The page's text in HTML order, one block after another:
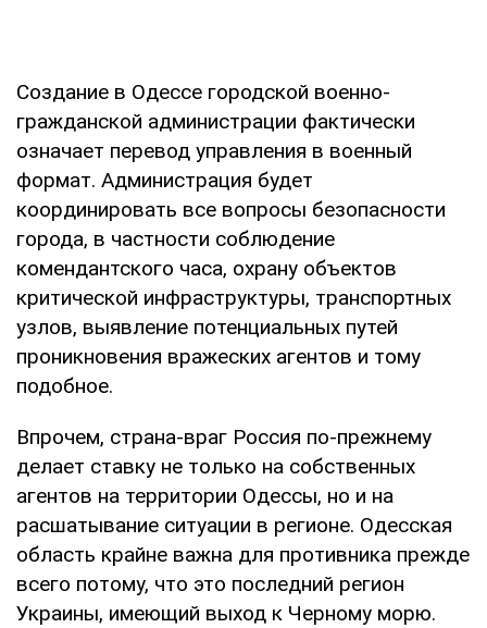
Создание в Одессе городской военно-
гражданской администрации фактически
означает перевод управления в военный
формат. Администрация будет
координировать все вопросы безопасности
города, в частности соблюдение
комендантского часа, охрану объектов
критической инфраструктуры, транспортных
узлов, выявление потенциальных путей
проникновения вражеских агентов и тому
подобное.
Впрочем, страна-враг Россия по-прежнему
делает ставку не только на собственных
агентов на территории Одессы, но и на
расшатывание ситуации в регионе. Одесская
область крайне важна для противника прежде
всего потому, что это последний регион
Украины, имеющий выход к Черному морю.